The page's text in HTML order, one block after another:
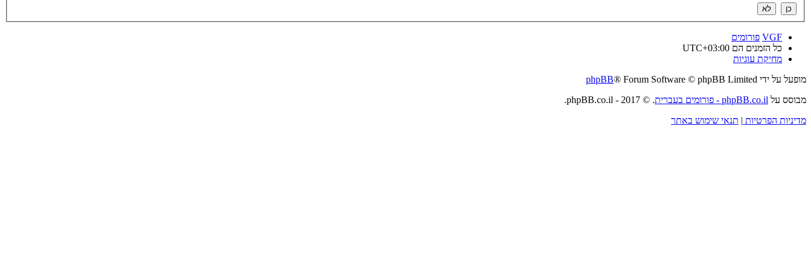
VGF פורומים
כל הזמנים הם UTC+03:00
מחיקת עוגיות
מופעל על ידי
phpBB® Forum Software © phpBB Limited
מבוסס על phpBB.co.il - פורומים בעברית
. © 2017 - phpBB.co.il.
מדיניות הפרטיות | תנאי שימוש באתר